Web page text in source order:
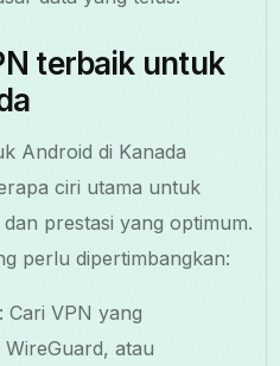
terbaik untuk
Android di Kanada
ciri utama untuk
prestasi yang optimum.
perlu dipertimbangkan:
: Cari VPN yang
atau